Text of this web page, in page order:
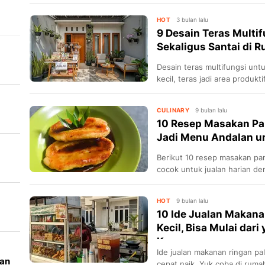
HOT 3 bulan lalu
9 Desain Teras
Sekaligus Santai di
Desain teras multifungsi
kecil, teras jadi area
CULINARY 9 bulan lalu
10 Resep Masakan
Jadi Menu Andalan
Berikut 10 resep masakan
cocok untuk jualan harian
HOT 9 bulan lalu
10 Ide Jualan
Kecil, Bisa Mulai dari
Konsum...
Ide jualan makanan ringan